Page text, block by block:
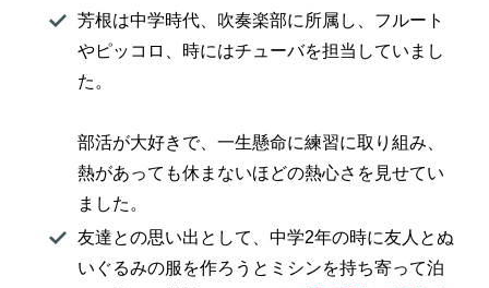
芳根は中学時代、吹奏楽部に所属し、フルート
やピッコロ、時にはチューバを担当していまし
た。
部活が大好きで、一生懸命に練習に取り組み、
熱があっても休まないほどの熱心さを見せてい
ました。
友達との思い出として、中学2年の時に友人とぬ
いぐるみの服を作ろうとミシンを持ち寄って泊